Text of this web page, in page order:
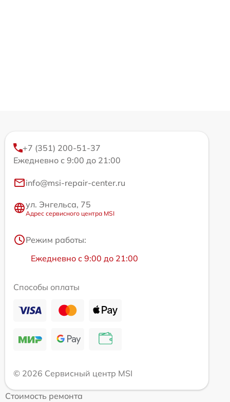
+7 (351) 200-51-37
Ежедневно с 9:00 до 21:00
info@msi-repair-center.ru
ул. Энгельса, 75
Адрес сервисного центра MSI
Режим работы:
Ежедневно с 9:00 до 21:00
Способы оплаты
© 2026 Сервисный центр MSI
Стоимость ремонта